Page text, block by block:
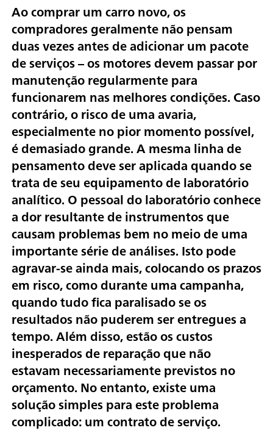
Ao comprar um carro novo, os
compradores geralmente não pensam
duas vezes antes de adicionar um pacote
de serviços – os motores devem passar por
manutenção regularmente para
funcionarem nas melhores condições. Caso
contrário, o risco de uma avaria,
especialmente no pior momento possível,
é demasiado grande. A mesma linha de
pensamento deve ser aplicada quando se
trata de seu equipamento de laboratório
analítico. O pessoal do laboratório conhece
a dor resultante de instrumentos que
causam problemas bem no meio de uma
importante série de análises. Isto pode
agravar-se ainda mais, colocando os prazos
em risco, como durante uma campanha,
quando tudo fica paralisado se os
resultados não puderem ser entregues a
tempo. Além disso, estão os custos
inesperados de reparação que não
estavam necessariamente previstos no
orçamento. No entanto, existe uma
solução simples para este problema
complicado: um contrato de serviço.